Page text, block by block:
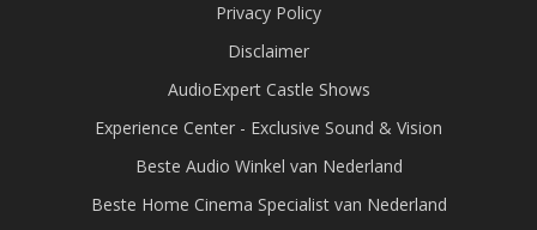
Privacy Policy
Disclaimer
AudioExpert Castle Shows
Experience Center - Exclusive Sound & Vision
Beste Audio Winkel van Nederland
Beste Home Cinema Specialist van Nederland